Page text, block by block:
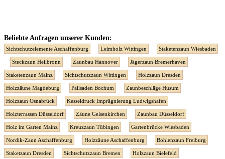
Beliebte Anfragen unserer Kunden:
Sichtschutzelemente Aschaffenburg Leimholz Wittingen Staketenzaun Wiesbaden
Steckzaun Heilbronn Zaunbau Hannover Jägerzaun Bremerhaven
Staketenzaun Mainz Sichtschutzzaun Wittingen Holzzaun Dresden
Holzzäune Magdeburg Palisaden Bochum Zaunbeschläge Husum
Holzzaun Osnabrück Kesseldruck Imprägnierung Ludwigshafen
Holzterrassen Düsseldorf Zäune Gelsenkirchen Zaunbau Düsseldorf
Holz im Garten Mainz Kreuzzaun Tübingen Gartenbrücke Wiesbaden
Nordik-Zaun Aschaffenburg Holzzäune Aschaffenburg Bohlenzaun Freiburg
Staketzaun Dresden Sichtschutzzaun Bremen Holzzaun Bielefeld